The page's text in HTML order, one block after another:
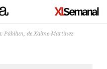
Pábilun, de Xaime Martínez